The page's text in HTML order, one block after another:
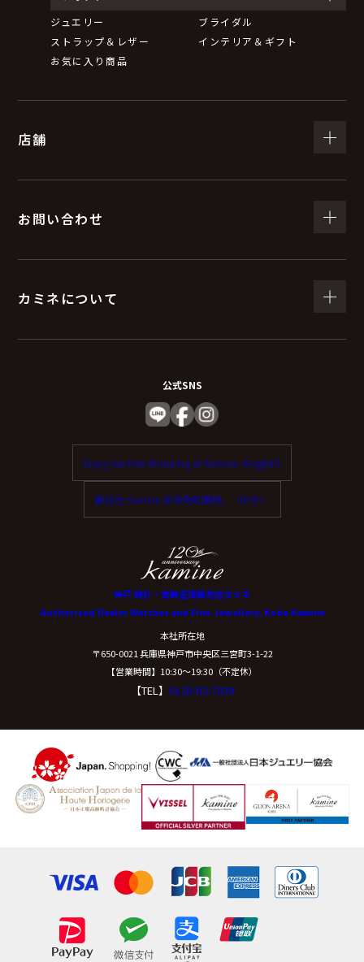
取得した個人情報は、法令等による場合を除いて第三者
に提供することはありません。
（５）個人情報の取扱いの委託について
取得した個人情報の取扱いの全部又は一部を委託するこ
置にて個人情報の取扱いを行っている企業を選定し、委
果
個人情報を与えることは任意です。
は、お問い合わせ内容に回答できない可能性がありま
（７）保有個人データの開示等および問い合わ
せ窓口について
ご本人からの求めにより、当社が保有する保有個人デー
たは削除、利用停止、消去、第三者提供の停止および第
三者提供記録の開示（以下、開示等という）に応じま
開示等に応ずる窓口は、下記「当社の個人情報の取扱い
に関する苦情、相談等の問合せ先」を参照してくださ
（８）本人が容易に認識できない方法による個
クッキーやウェブビーコン等を用いるなどして、本人が
容易に認識できない方法による個人情報の取得は行って
おりません。
取得した個人情報については、漏洩、減失または毀損の
防止と是正、その他個人情報の安全管理のために必要か
つ適切な措置を講じます。
ジュエリー
ブライダル
ストラップ＆レザー
インテリア＆ギフト
お気に入り商品
店舗
お問い合わせ
カミネについて
公式SNS
Enjoy tax-free shopping at Kamine. (English)
歡迎在 Kamine 享受免稅購物。（中文）
神戸 時計・宝飾正規販売店カミネ
Authorized Dealer Watches and Fine Jewellery, Kobe Kamine
本社所在地
〒650-0021 兵庫県神戸市中央区三宮町3-1-22
【営業時間】10:30〜19:30（不定休）
【TEL】 0120-02-7039